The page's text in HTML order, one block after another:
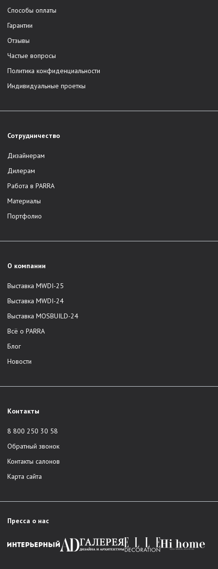
Способы оплаты
Гарантии
Отзывы
Частые вопросы
Политика конфиденциальности
Индивидуальные проеткы
Сотрудничество
Дизайнерам
Дилерам
Работа в PARRA
Материалы
Портфолио
О компании
Выставка MWDI-25
Выставка MWDI-24
Выставка MOSBUILD-24
Всё о PARRA
Блог
Новости
Контакты
8 800 250 30 58
Обратный звонок
Контакты салонов
Карта сайта
Пресса о нас